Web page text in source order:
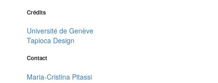
Crédits
Université de Genève
Tapioca Design
Contact
Maria-Cristina Pitassi